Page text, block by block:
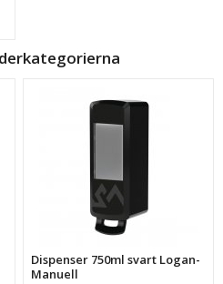
Dispenser 750ml svart Logan-
Manuell